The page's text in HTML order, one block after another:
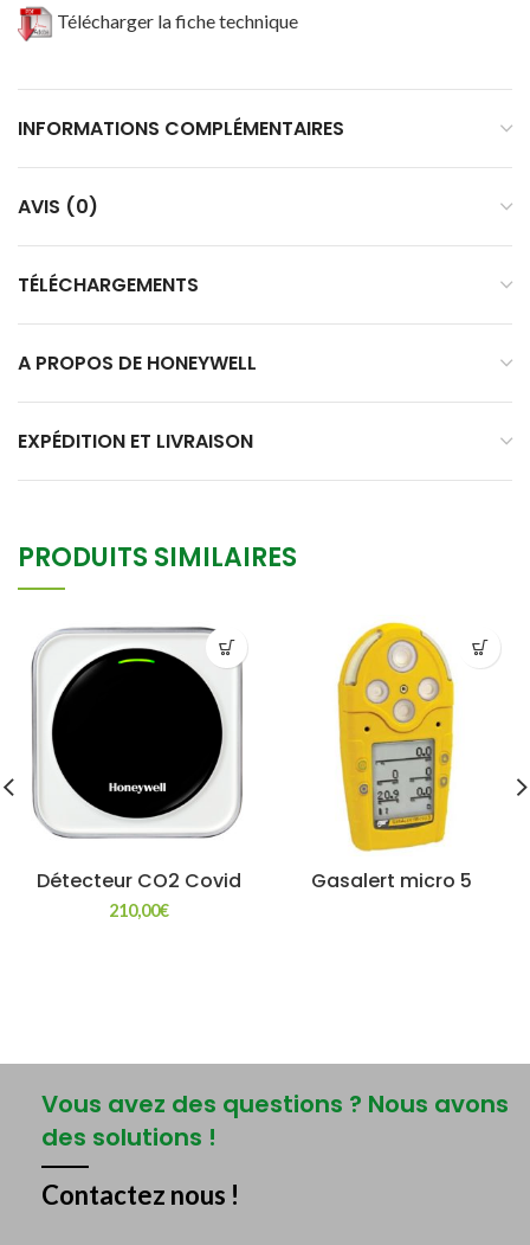
Télécharger la fiche technique
INFORMATIONS COMPLÉMENTAIRES
AVIS (0)
TÉLÉCHARGEMENTS
A PROPOS DE HONEYWELL
EXPÉDITION ET LIVRAISON
PRODUITS SIMILAIRES
Détecteur CO2 Covid
210,00€
Gasalert micro 5
Vous avez des questions ? Nous avons
des solutions !
Contactez nous !